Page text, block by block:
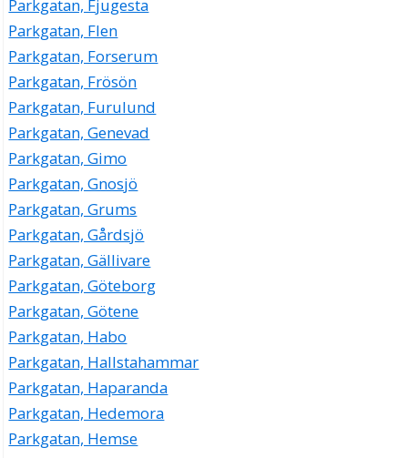
Parkgatan, Fjugesta
Parkgatan, Flen
Parkgatan, Forserum
Parkgatan, Frösön
Parkgatan, Furulund
Parkgatan, Genevad
Parkgatan, Gimo
Parkgatan, Gnosjö
Parkgatan, Grums
Parkgatan, Gårdsjö
Parkgatan, Gällivare
Parkgatan, Göteborg
Parkgatan, Götene
Parkgatan, Habo
Parkgatan, Hallstahammar
Parkgatan, Haparanda
Parkgatan, Hedemora
Parkgatan, Hemse